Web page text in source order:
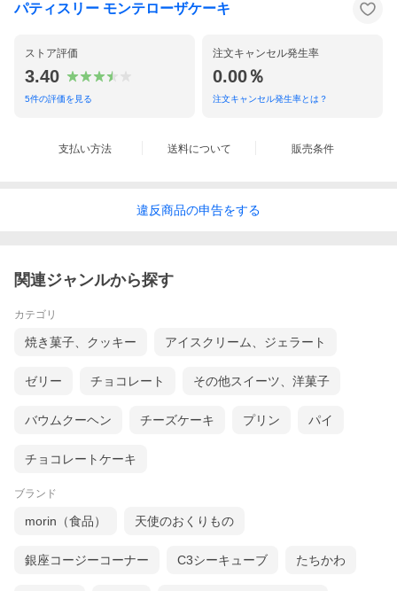
パティスリー モンテローザケーキ
ストア評価
3.40
5件の評価を見る
注文キャンセル発生率
0.00％
注文キャンセル発生率とは？
支払い方法 送料について 販売条件
違反商品の申告をする
関連ジャンルから探す
カテゴリ
焼き菓子、クッキー アイスクリーム、ジェラート
ゼリー チョコレート その他スイーツ、洋菓子
バウムクーヘン チーズケーキ プリン パイ
チョコレートケーキ
ブランド
morin（食品） 天使のおくりもの
銀座コージーコーナー C3シーキューブ たちかわ